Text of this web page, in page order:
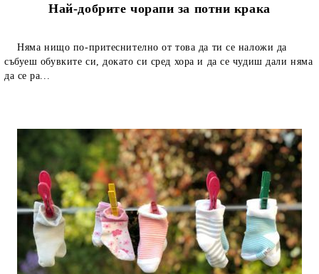
Най-добрите чорапи за потни крака
Няма нищо по-притеснително от това да ти се наложи да
събуеш обувките си, докато си сред хора и да се чудиш дали няма
да се ра...